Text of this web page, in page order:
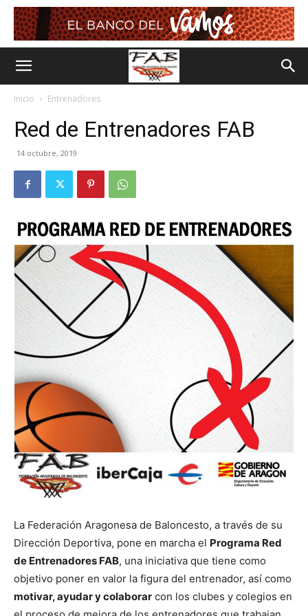
Inicio Entrenadores
Red de Entrenadores FAB
14 octubre, 2019
La Federación Aragonesa de Baloncesto, a través de su
Dirección Deportiva, pone en marcha el Programa Red
de Entrenadores FAB, una iniciativa que tiene como
objetivo poner en valor la figura del entrenador, así como
motivar, ayudar y colaborar con los clubes y colegios en